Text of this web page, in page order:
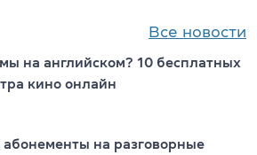
Все новости
на английском? 10 бесплатных
кино онлайн
абонементы на разговорные